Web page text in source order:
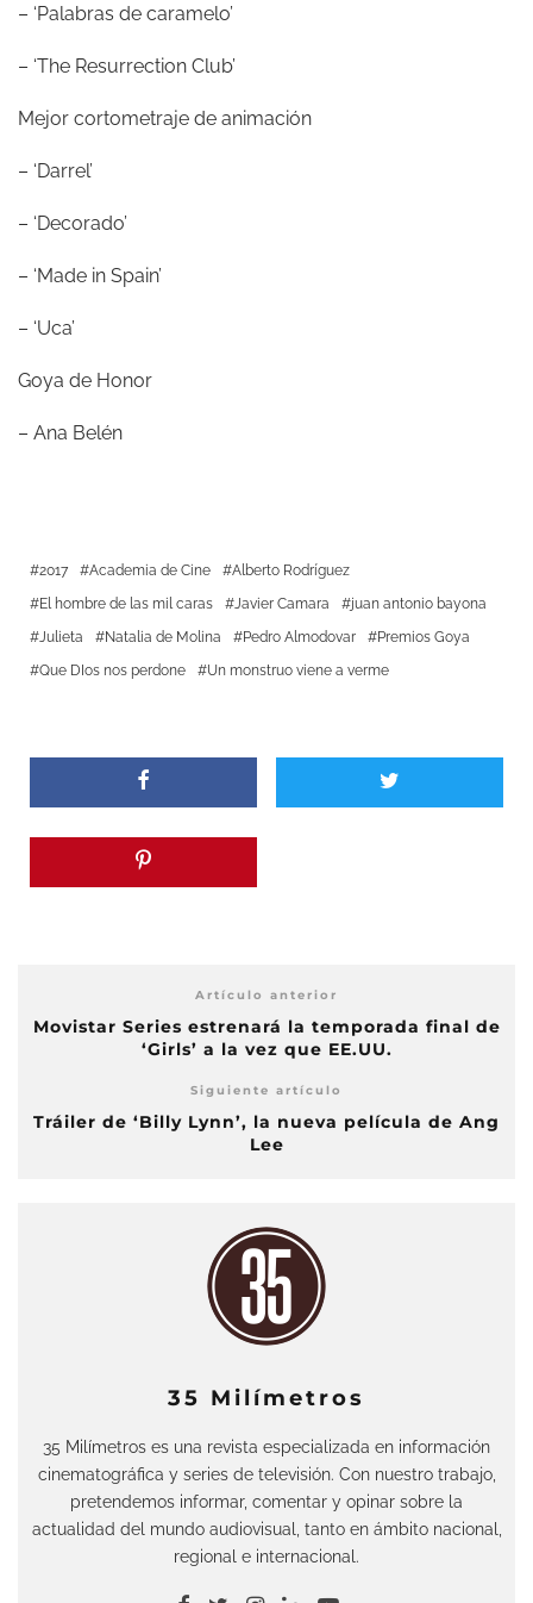
– ‘Palabras de caramelo’
– ‘The Resurrection Club’
Mejor cortometraje de animación
– ‘Darrel’
– ‘Decorado’
– ‘Made in Spain’
– ‘Uca’
Goya de Honor
– Ana Belén
2017 Academia de Cine
Alberto Rodríguez
El hombre de las mil caras
Javier Camara
juan antonio bayona
Julieta
Natalia de Molina Pedro Almodovar
Premios Goya
Que DIos nos perdone
Un monstruo viene a verme
Artículo anterior
Movistar Series estrenará la temporada final de
‘Girls’ a la vez que EE.UU.
Siguiente artículo
Tráiler de ‘Billy Lynn’, la nueva película de Ang
Lee
35 Milímetros
35 Milímetros es una revista especializada en información
cinematográfica y series de televisión. Con nuestro trabajo,
pretendemos informar, comentar y opinar sobre la
actualidad del mundo audiovisual, tanto en ámbito nacional,
regional e internacional.